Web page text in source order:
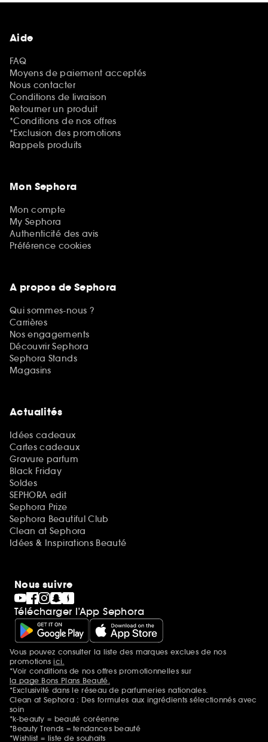
Aide
FAQ
Moyens de paiement acceptés
Nous contacter
Conditions de livraison
Retourner un produit
*Conditions de nos offres
*Exclusion des promotions
Rappels produits
Mon Sephora
Mon compte
My Sephora
Authenticité des avis
Préférence cookies
A propos de Sephora
Qui sommes-nous ?
Carrières
Nos engagements
Découvrir Sephora
Sephora Stands
Magasins
Actualités
Idées cadeaux
Cartes cadeaux
Gravure parfum
Black Friday
Soldes
SEPHORA edit
Sephora Prize
Sephora Beautiful Club
Clean at Sephora
Idées & Inspirations Beauté
Nous suivre
Télécharger l’App Sephora
Mentions additionnelles
Vous pouvez consulter la liste des marques exclues de nos
promotionsici.
*Voir conditions de nos offres promotionnelles sur
la page Bons Plans Beauté.
*Exclusivité dans le réseau de parfumeries nationales.
Clean at Sephora : Des formules aux ingrédients sélectionnés avec
soin
*k-beauty = beauté coréenne
*Beauty Trends = tendances beauté
*Wishlist = liste de souhaits